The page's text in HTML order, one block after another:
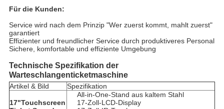
Für die Kunden:
Service wird nach dem Prinzip "Wer zuerst kommt, mahlt zuerst"
garantiert
Effizienter und freundlicher Service durch produktiveres Personal
Sichere, komfortable und effiziente Umgebung
Technische Spezifikation der
Warteschlangenticketmaschine
Artikel & Bild Spezifikation
17"Touchscreen
All-in-One-Stand aus kaltem Stahl
17-Zoll-LCD-Display